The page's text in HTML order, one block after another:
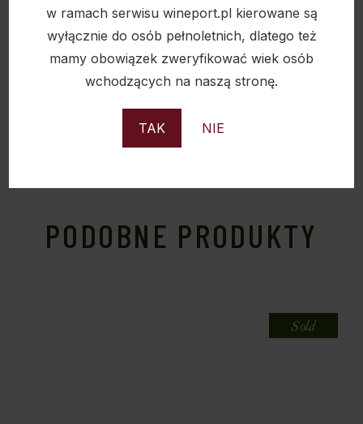
w ramach serwisu wineport.pl kierowane są
wyłącznie do osób pełnoletnich, dlatego też
mamy obowiązek zweryfikować wiek osób
wchodzących na naszą stronę.
TAK NIE
PODOBNE PRODUKTY
Sold